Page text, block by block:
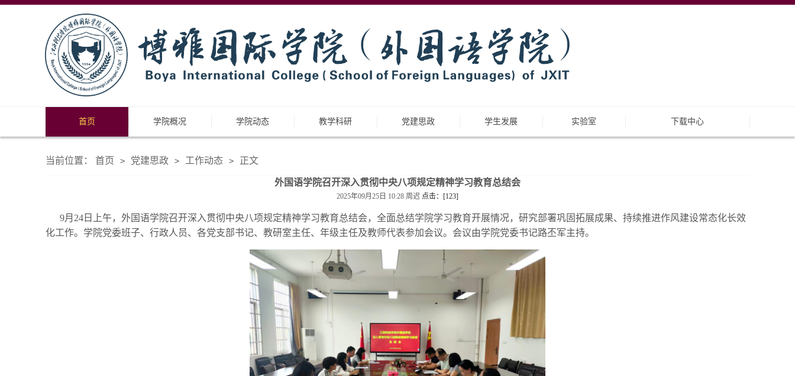
首页 学院概况 学院动态 教学科研 党建思政 学生发展 实验室 下载中心
当前位置： 首页 > 党建思政 > 工作动态 > 正文
外国语学院召开深入贯彻中央八项规定精神学习教育总结会
2025年09月25日 10:28 周迟 点击：[123]
9月24日上午，外国语学院召开深入贯彻中央八项规定精神学习教育总结会，全面总结学院学习教育开展情况，研究部署巩固拓展成果、持续推进作风建设常态化长效
化工作。学院党委班子、行政人员、各党支部书记、教研室主任、年级主任及教师代表参加会议。会议由学院党委书记路丕军主持。